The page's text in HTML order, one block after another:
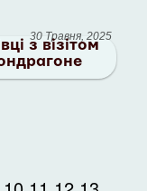
30 Травня, 2025
з візітом